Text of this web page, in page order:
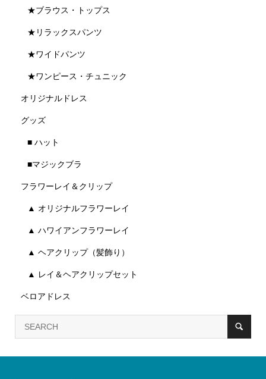
★ブラウス・トップス
★リラックスパンツ
★ワイドパンツ
★ワンピース・チュニック
オリジナルドレス
グッズ
■ ハット
■マジックブラ
フラワーレイ＆クリップ
▲ オリジナルフラワーレイ
▲ ハワイアンフラワーレイ
▲ ヘアクリップ（髪飾り）
▲ レイ＆ヘアクリップセット
ベロアドレス